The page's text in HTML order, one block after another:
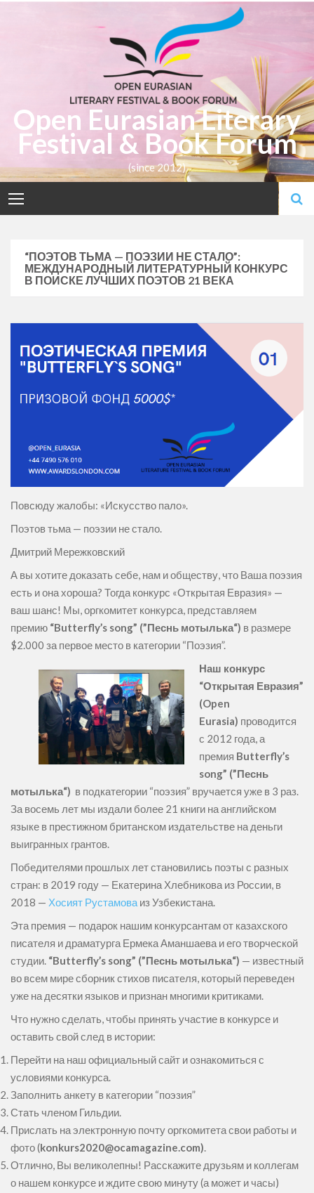
Open Eurasian Literary
Festival & Book Forum
(since 2012)
“ПОЭТОВ ТЬМА — ПОЭЗИИ НЕ СТАЛО”:
МЕЖДУНАРОДНЫЙ ЛИТЕРАТУРНЫЙ КОНКУРС
В ПОИСКЕ ЛУЧШИХ ПОЭТОВ 21 ВЕКА
Повсюду жалобы: «Искусство пало».
Поэтов тьма — поэзии не стало.
Дмитрий Мережковский
А вы хотите доказать себе, нам и обществу, что Ваша поэзия
есть и она хороша? Тогда конкурс «Открытая Евразия» —
ваш шанс! Мы, оргкомитет конкурса, представляем
премию “Butterfly’s song” (”Песнь мотылька“) в размере
$2.000 за первое место в категории “Поэзия”.
Наш конкурс
“Открытая Евразия”
(Open
Eurasia) проводится
с 2012 года, а
премия Butterfly’s
song” (”Песнь
мотылька“) в подкатегории “поэзия” вручается уже в 3 раз.
За восемь лет мы издали более 21 книги на английском
языке в престижном британском издательстве на деньги
выигранных грантов.
Победителями прошлых лет становились поэты с разных
стран: в 2019 году — Екатерина Хлебникова из России, в
2018 — Хосият Рустамова из Узбекистана.
Эта премия — подарок нашим конкурсантам от казахского
писателя и драматурга Ермека Аманшаева и его творческой
студии. “Butterfly’s song” (”Песнь мотылька“) — известный
во всем мире сборник стихов писателя, который переведен
уже на десятки языков и признан многими критиками.
Что нужно сделать, чтобы принять участие в конкурсе и
оставить свой след в истории:
Перейти на наш официальный сайт и ознакомиться с
условиями конкурса.
Заполнить анкету в категории “поэзия”
Стать членом Гильдии.
Прислать на электронную почту оргкомитета свои работы и
фото (konkurs2020@ocamagazine.com).
Отлично, Вы великолепны! Расскажите друзьям и коллегам
о нашем конкурсе и ждите свою минуту (а может и часы)